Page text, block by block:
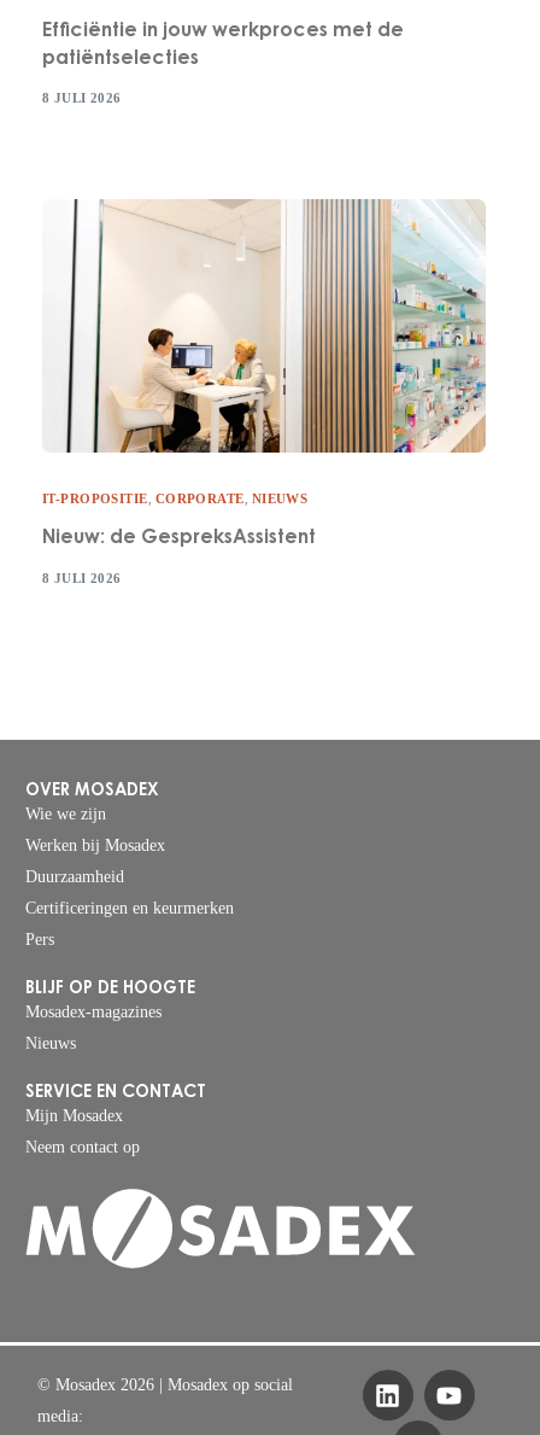
Efficiëntie in jouw werkproces met de
patiëntselecties
8 JULI 2026
IT-PROPOSITIE CORPORATE NIEUWS
Nieuw: de GespreksAssistent
8 JULI 2026
OVER MOSADEX
Wie we zijn
Werken bij Mosadex
Duurzaamheid
Certificeringen en keurmerken
Pers
BLIJF OP DE HOOGTE
Mosadex-magazines
Nieuws
SERVICE EN CONTACT
Mijn Mosadex
Neem contact op
© Mosadex 2026| Mosadex op social
media: